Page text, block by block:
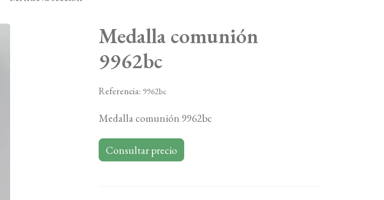
Medalla comunión
9962bc
Referencia: 9962bc
Medalla comunión 9962bc
Consultar precio